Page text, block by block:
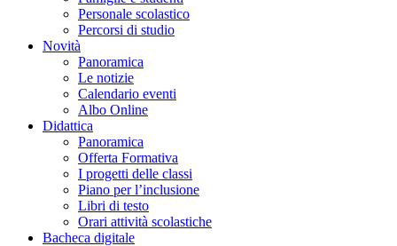
Personale scolastico
Percorsi di studio
Novità
Panoramica
Le notizie
Calendario eventi
Albo Online
Didattica
Panoramica
Offerta Formativa
I progetti delle classi
Piano per l’inclusione
Libri di testo
Orari attività scolastiche
Bacheca digitale